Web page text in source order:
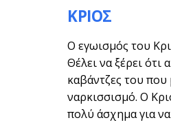
ΚΡΙΟΣ
Ο εγωισμός του
Θέλει να ξέρει ότι
καβάντζες του που
ναρκισσισμό. Ο
πολύ άσχημα για